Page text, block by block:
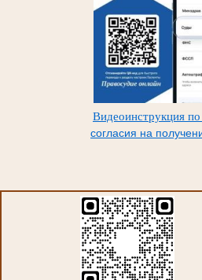
Видеоинструкция по
согласия на